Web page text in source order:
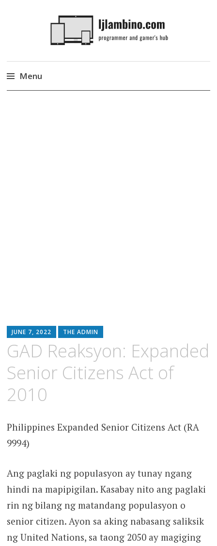
LJLambino
Menu
JUNE 7, 2022 THE ADMIN
GAD Reaksyon: Expanded
Senior Citizens Act of
2010
Philippines Expanded Senior Citizens Act (RA
9994)
Ang paglaki ng populasyon ay tunay ngang
hindi na mapipigilan. Kasabay nito ang paglaki
rin ng bilang ng matandang populasyon o
senior citizen. Ayon sa aking nabasang saliksik
ng United Nations, sa taong 2050 ay magiging